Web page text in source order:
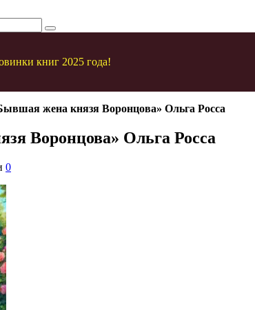
книг 2025 года!
жена князя Воронцова» Ольга Росса
Воронцова» Ольга Росса
0